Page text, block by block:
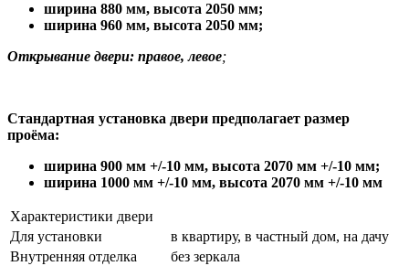
ширина 880 мм, высота 2050 мм;
ширина 960 мм, высота 2050 мм;
Открывание двери: правое, левое;
Стандартная установка двери предполагает размер
проёма:
ширина 900 мм +/-10 мм, высота 2070 мм +/-10 мм;
ширина 1000 мм +/-10 мм, высота 2070 мм +/-10 мм
Характеристики двери
Для установки
в квартиру, в частный дом, на дачу
Внутренняя отделка
без зеркала